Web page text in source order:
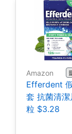
Amazon
Efferdent
套 抗菌清潔
粒 $3.28